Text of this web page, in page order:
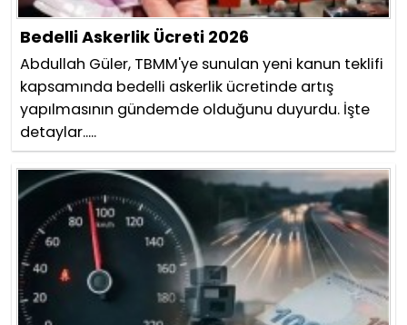
Bedelli Askerlik Ücreti 2026
Abdullah Güler, TBMM'ye sunulan yeni kanun teklifi
kapsamında bedelli askerlik ücretinde artış
yapılmasının gündemde olduğunu duyurdu. İşte
detaylar.....